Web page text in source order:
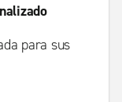
para sus